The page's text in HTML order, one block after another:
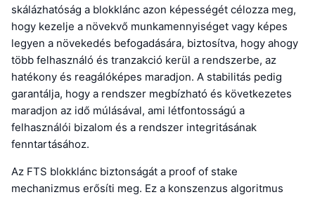
skálázhatóság a blokklánc azon képességét célozza meg,
hogy kezelje a növekvő munkamennyiséget vagy képes
legyen a növekedés befogadására, biztosítva, hogy ahogy
több felhasználó és tranzakció kerül a rendszerbe, az
hatékony és reagálóképes maradjon. A stabilitás pedig
garantálja, hogy a rendszer megbízható és következetes
maradjon az idő múlásával, ami létfontosságú a
felhasználói bizalom és a rendszer integritásának
fenntartásához.
Az FTS blokklánc biztonságát a proof of stake
mechanizmus erősíti meg. Ez a konszenzus algoritmus